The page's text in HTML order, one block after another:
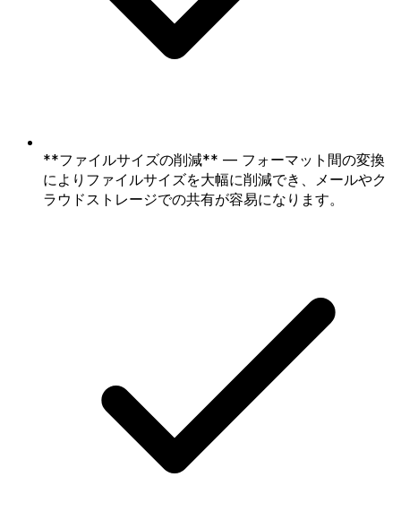
**ファイルサイズの削減** — フォーマット間の変換
によりファイルサイズを大幅に削減でき、メールやク
ラウドストレージでの共有が容易になります。